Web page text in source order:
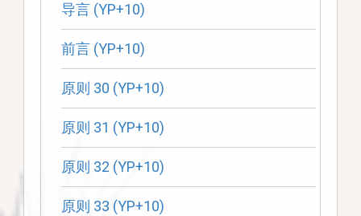
导言 (YP+10)
前言 (YP+10)
原则 30 (YP+10)
原则 31 (YP+10)
原则 32 (YP+10)
原则 33 (YP+10)